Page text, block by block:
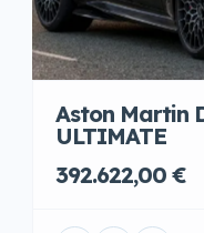
Aston Martin
ULTIMATE
392.622,00 €